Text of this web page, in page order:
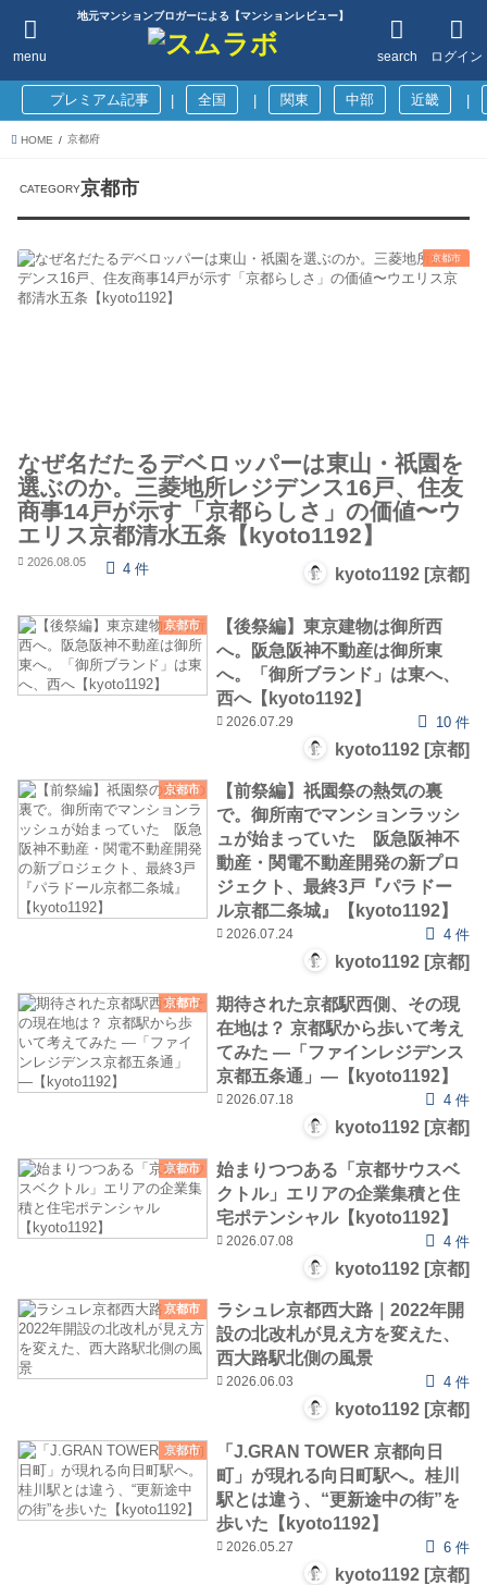
地元マンションブロガーによる【マンションレビュー】
ログイン
search
menu
プレミアム記事 全国 関東 中部 近畿
HOME 京都府
京都市
京都市
なぜ名だたるデベロッパーは東山・祇園を
選ぶのか。三菱地所レジデンス16戸、住友
商事14戸が示す「京都らしさ」の価値〜ウ
エリス京都清水五条【kyoto1192】
2026.08.05 4 件 kyoto1192 [京都]
京都市
【後祭編】東京建物は御所西
へ。阪急阪神不動産は御所東
へ。「御所ブランド」は東へ、
西へ【kyoto1192】
2026.07.29 10 件
kyoto1192 [京都]
京都市
【前祭編】祇園祭の熱気の裏
で。御所南でマンションラッシ
ュが始まっていた 阪急阪神不
動産・関電不動産開発の新プロ
ジェクト、最終3戸『パラドー
ル京都二条城』【kyoto1192】
2026.07.24 4 件
kyoto1192 [京都]
京都市
期待された京都駅西側、その現
在地は？ 京都駅から歩いて考え
てみた ―「ファインレジデンス
京都五条通」―【kyoto1192】
2026.07.18 4 件
kyoto1192 [京都]
京都市
始まりつつある「京都サウスベ
クトル」エリアの企業集積と住
宅ポテンシャル【kyoto1192】
2026.07.08 4 件
kyoto1192 [京都]
京都市
ラシュレ京都西大路｜2022年開
設の北改札が見え方を変えた、
西大路駅北側の風景
2026.06.03 4 件
kyoto1192 [京都]
京都市
「J.GRAN TOWER 京都向日
町」が現れる向日町駅へ。桂川
駅とは違う、“更新途中の街”を
歩いた【kyoto1192】
2026.05.27 6 件
kyoto1192 [京都]